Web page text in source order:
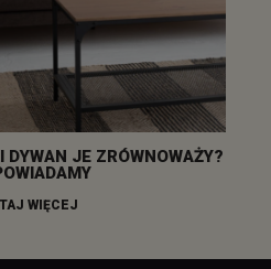
JE ZRÓWNOWAŻY?
WIĘCEJ